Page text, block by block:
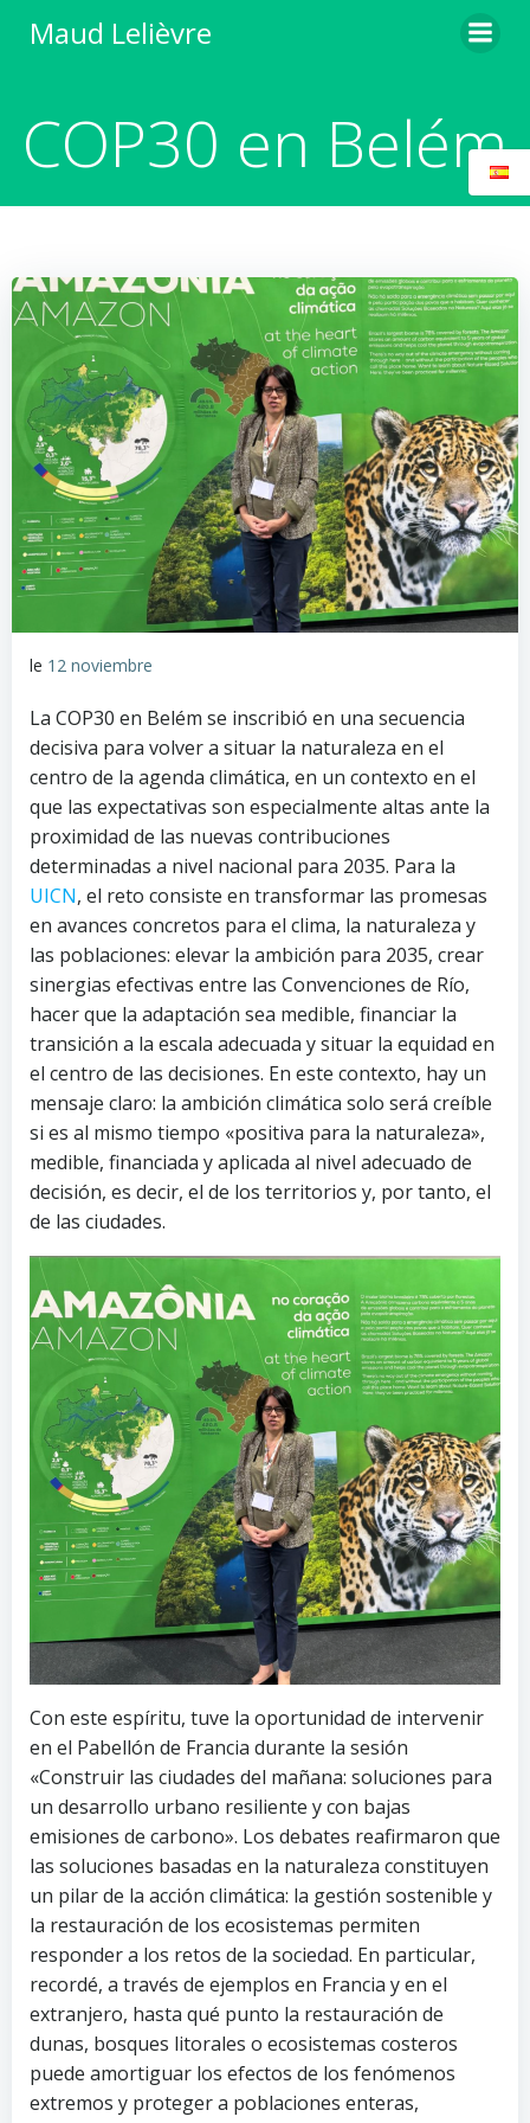
Maud Lelièvre
COP30 en Belém
le 12 noviembre
La COP30 en Belém se inscribió en una secuencia
decisiva para volver a situar la naturaleza en el
centro de la agenda climática, en un contexto en el
que las expectativas son especialmente altas ante la
proximidad de las nuevas contribuciones
determinadas a nivel nacional para 2035. Para la
UICN, el reto consiste en transformar las promesas
en avances concretos para el clima, la naturaleza y
las poblaciones: elevar la ambición para 2035, crear
sinergias efectivas entre las Convenciones de Río,
hacer que la adaptación sea medible, financiar la
transición a la escala adecuada y situar la equidad en
el centro de las decisiones. En este contexto, hay un
mensaje claro: la ambición climática solo será creíble
si es al mismo tiempo «positiva para la naturaleza»,
medible, financiada y aplicada al nivel adecuado de
decisión, es decir, el de los territorios y, por tanto, el
de las ciudades.
Con este espíritu, tuve la oportunidad de intervenir
en el Pabellón de Francia durante la sesión
«Construir las ciudades del mañana: soluciones para
un desarrollo urbano resiliente y con bajas
emisiones de carbono». Los debates reafirmaron que
las soluciones basadas en la naturaleza constituyen
un pilar de la acción climática: la gestión sostenible y
la restauración de los ecosistemas permiten
responder a los retos de la sociedad. En particular,
recordé, a través de ejemplos en Francia y en el
extranjero, hasta qué punto la restauración de
dunas, bosques litorales o ecosistemas costeros
puede amortiguar los efectos de los fenómenos
extremos y proteger a poblaciones enteras,